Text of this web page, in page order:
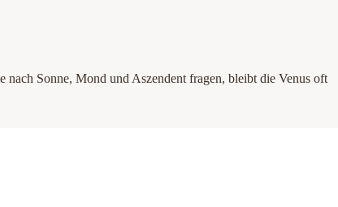
Sonne, Mond und Aszendent fragen, bleibt die Venus oft